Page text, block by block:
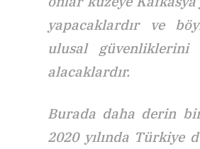
yapacaklardır ve
ulusal güvenliklerini
alacaklardır.
Burada daha derin
2020 yılında Türkiye